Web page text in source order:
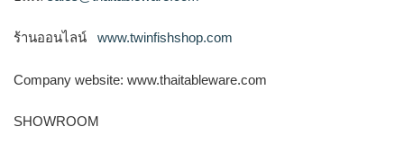
ร้านออนไลน์ www.twinfishshop.com
Company website: www.thaitableware.com
SHOWROOM